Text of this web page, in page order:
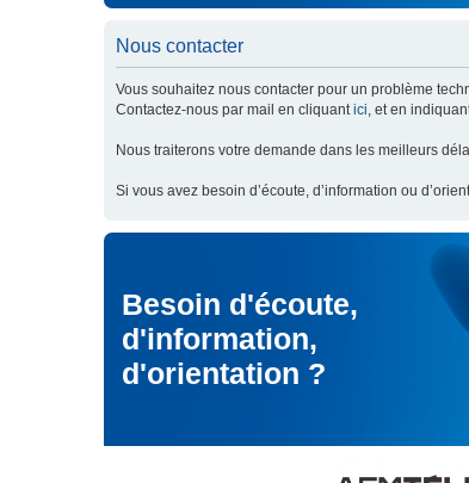
Nous contacter
Vous souhaitez nous contacter pour un problème
Contactez-nous par mail en cliquantici, et en
Nous traiterons votre demande dans les meilleurs
Si vous avez besoin d’écoute, d’information ou
Besoin d'écoute,
d'information,
d'orientation ?